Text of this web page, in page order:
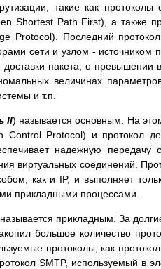
такие как
Shortest Path First), а также
Protocol). Последний
сети и узлом - источником
пакета, о превышении
величинах
и т.п.
II) называется основным. На
Control Protocol) и протокол
надежную
виртуальных соединений.
как и IP, и выполняет
прикладными процессами.
прикладным. За
большое количество
протоколы, как
SMTP, используемый в